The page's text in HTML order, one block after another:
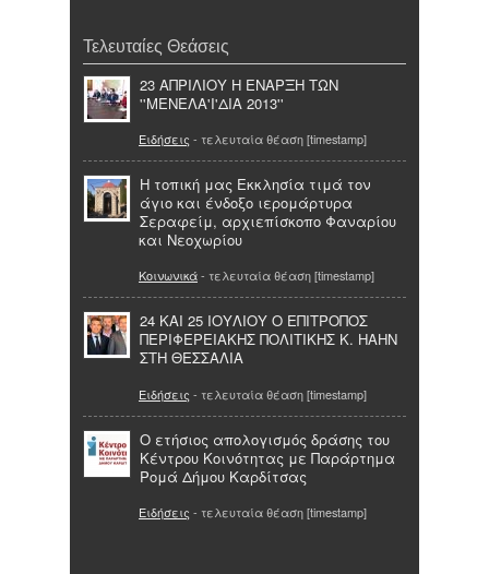
Τελευταίες Θεάσεις
23 ΑΠΡΙΛΙΟΥ Η ΕΝΑΡΞΗ ΤΩΝ
''ΜΕΝΕΛΑ'Ι'ΔΙΑ 2013''
Ειδήσεις - τελευταία θέαση [timestamp]
Η τοπική μας Εκκλησία τιμά τον
άγιο και ένδοξο ιερομάρτυρα
Σεραφείμ, αρχιεπίσκοπο Φαναρίου
και Νεοχωρίου
Κοινωνικά- τελευταία θέαση [timestamp]
24 ΚΑΙ 25 ΙΟΥΛΙΟΥ Ο ΕΠΙΤΡΟΠΟΣ
ΠΕΡΙΦΕΡΕΙΑΚΗΣ ΠΟΛΙΤΙΚΗΣ Κ. ΗAHN
ΣΤΗ ΘΕΣΣΑΛΙΑ
Ειδήσεις - τελευταία θέαση [timestamp]
Ο ετήσιος απολογισμός δράσης του
Κέντρου Κοινότητας με Παράρτημα
Ρομά Δήμου Καρδίτσας
Ειδήσεις - τελευταία θέαση [timestamp]